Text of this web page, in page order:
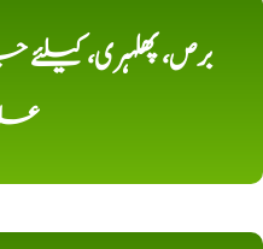
برص، پھلہری،